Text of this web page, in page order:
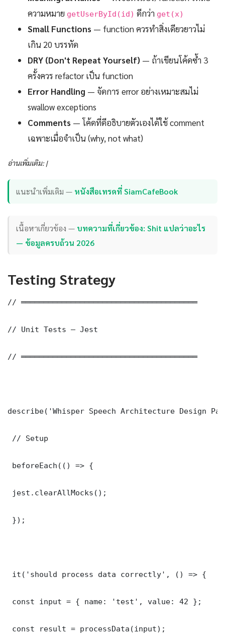
ความหมาย getUserById(id) ดีกว่า get(x)
Small Functions — function ควรทำสิ่งเดียวยาวไม่
เกิน 20 บรรทัด
DRY (Don't Repeat Yourself) — ถ้าเขียนโค้ดซ้ำ 3
ครั้งควร refactor เป็น function
Error Handling — จัดการ error อย่างเหมาะสมไม่
swallow exceptions
Comments — โค้ดที่ดีอธิบายตัวเองได้ใช้ comment
เฉพาะเมื่อจำเป็น (why, not what)
อ่านเพิ่มเติม: |
แนะนำเพิ่มเติม — หนังสือเทรดที่ SiamCafeBook
เนื้อหาเกี่ยวข้อง — บทความที่เกี่ยวข้อง: Shit แปลว่าอะไร
— ข้อมูลครบถ้วน 2026
Testing Strategy
// ═══════════════════════════════════════
// Unit Tests — Jest
// ═══════════════════════════════════════
describe('Whisper Speech Architecture Design
// Setup
beforeEach(() => {
jest.clearAllMocks();
});
it('should process data correctly', () => {
const input = { name: 'test', value: 42 };
const result = processData(input);